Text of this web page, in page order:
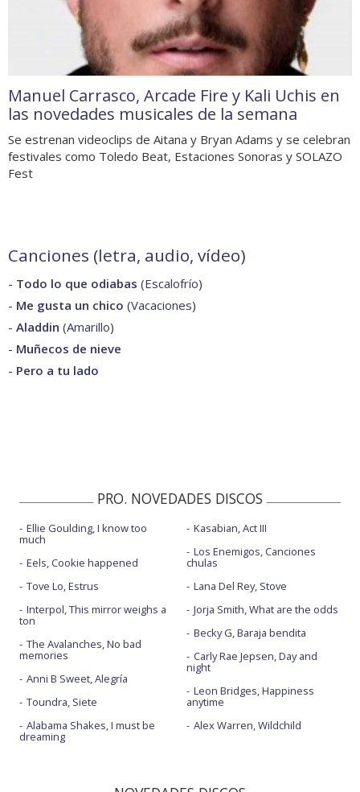
Manuel Carrasco, Arcade Fire y Kali Uchis en
las novedades musicales de la semana
Se estrenan videoclips de Aitana y Bryan Adams y se celebran
festivales como Toledo Beat, Estaciones Sonoras y SOLAZO
Fest
Canciones (letra, audio, vídeo)
- Todo lo que odiabas (Escalofrío)
- Me gusta un chico (Vacaciones)
- Aladdin (Amarillo)
- Muñecos de nieve
- Pero a tu lado
PRO. NOVEDADES DISCOS
Ellie Goulding, I know too
much
Eels, Cookie happened
Tove Lo, Estrus
Interpol, This mirror weighs a
ton
The Avalanches, No bad
memories
Anni B Sweet, Alegría
Toundra, Siete
Alabama Shakes, I must be
dreaming
Kasabian, Act III
Los Enemigos, Canciones
chulas
Lana Del Rey, Stove
Jorja Smith, What are the odds
Becky G, Baraja bendita
Carly Rae Jepsen, Day and
night
Leon Bridges, Happiness
anytime
Alex Warren, Wildchild